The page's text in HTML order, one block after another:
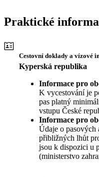
Praktické
Cestovní doklady a vízové
Kyperská republika
Informace pro
K vycestování je
pas platný
vstupu České
Informace pro
Údaje o pasových
přibližných lhůt
jsou k dispozici u
(ministerstvo